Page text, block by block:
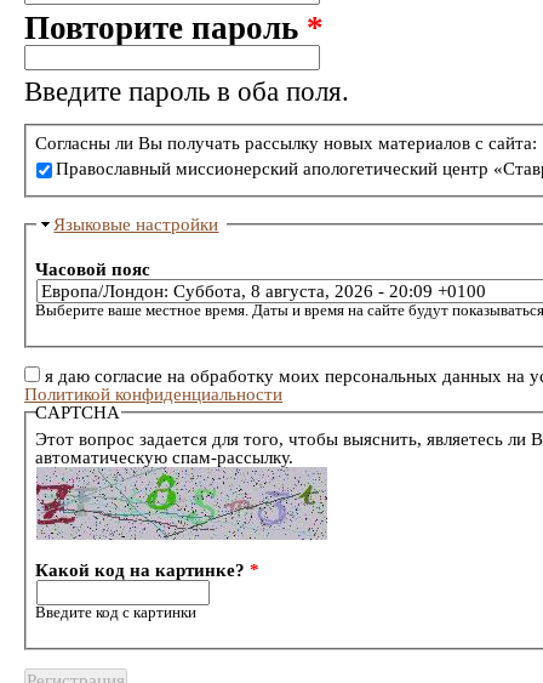
Повторите пароль *
Введите пароль в оба поля.
Согласны ли Вы получать рассылку новых материалов с сайта:
Православный миссионерский апологетический центр
Языковые настройки
Часовой пояс
Выберите ваше местное время. Даты и время на сайте будут
я даю согласие на обработку моих персональных данных на
Политикой конфиденциальности
CAPTCHA
Этот вопрос задается для того, чтобы выяснить, являетесь ли
автоматическую спам-рассылку.
Какой код на картинке?*
Введите код с картинки